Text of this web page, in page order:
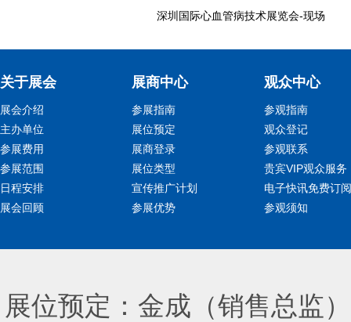
深圳国际心血管病技术展览会-现场
关于展会
展会介绍
主办单位
参展费用
参展范围
日程安排
展会回顾
展商中心
参展指南
展位预定
展商登录
展位类型
宣传推广计划
参展优势
观众中心
参观指南
观众登记
参观联系
贵宾VIP观众服务
电子快讯免费订阅
参观须知
展位预定：金成（销售总监